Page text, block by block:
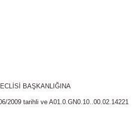
BAŞKANLIĞINA
2009 tarihli ve A01.0.GN0.10..00.02.14221